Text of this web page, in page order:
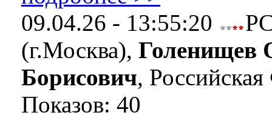
09.04.26 - 13:55:20
(г.Москва), Голенищев
Борисович,
Показов: 40